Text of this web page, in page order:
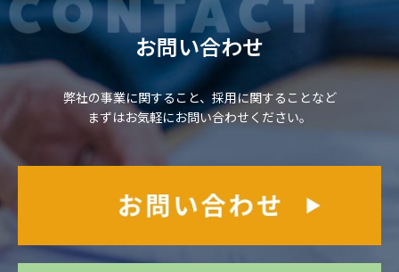
お問い合わせ
弊社の事業に関すること、採用に関することなど
まずはお気軽にお問い合わせください。